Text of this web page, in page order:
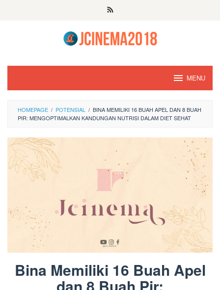
MENU
HOMEPAGE / POTENSIAL / BINA MEMILIKI 16 BUAH APEL DAN 8 BUAH
PIR: MENGOPTIMALKAN KANDUNGAN NUTRISI DALAM DIET SEHAT
Bina Memiliki 16 Buah Apel